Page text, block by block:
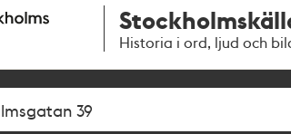
Historia i ord, ljud och